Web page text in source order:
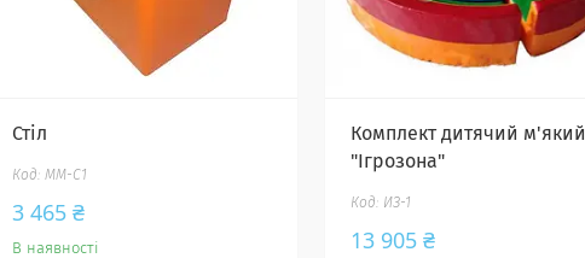
Стіл
ММ-С1
3 465 ₴
В наявності
Комплект дитячий м'який
"Ігрозона"
ИЗ-1
13 905 ₴